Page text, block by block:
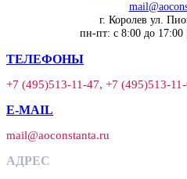
г. Королев ул.
пн-пт: с 8:00 до 17:00
ТЕЛЕФОНЫ
+7 (495)513-11-47, +7 (495)513-
E-MAIL
mail@aoconstanta.ru
АДРЕС